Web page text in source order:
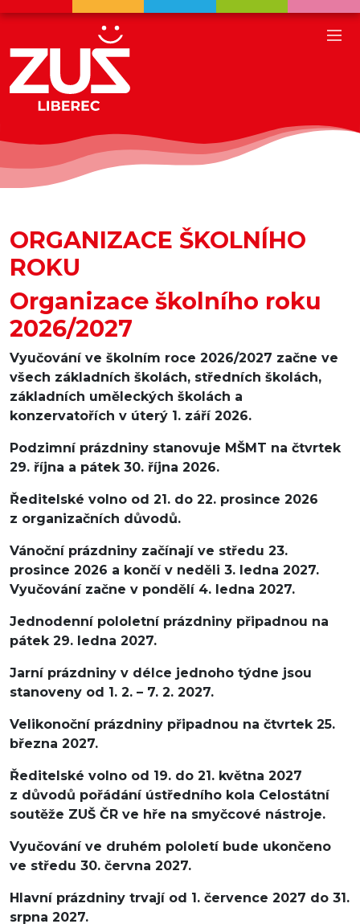
ORGANIZACE ŠKOLNÍHO
ROKU
Organizace školního roku
2026/2027
Vyučování ve školním roce 2026/2027 začne ve
všech základních školách, středních školách,
základních uměleckých školách a
konzervatořích v úterý 1. září 2026.
Podzimní prázdniny stanovuje MŠMT na čtvrtek
29. října a pátek 30. října 2026.
Ředitelské volno od 21. do 22. prosince 2026
z organizačních důvodů.
Vánoční prázdniny začínají ve středu 23.
prosince 2026 a končí v neděli 3. ledna 2027.
Vyučování začne v pondělí 4. ledna 2027.
Jednodenní pololetní prázdniny připadnou na
pátek 29. ledna 2027.
Jarní prázdniny v délce jednoho týdne jsou
stanoveny od 1. 2. – 7. 2. 2027.
Velikonoční prázdniny připadnou na čtvrtek 25.
března 2027.
Ředitelské volno od 19. do 21. května 2027
z důvodů pořádání ústředního kola Celostátní
soutěže ZUŠ ČR ve hře na smyčcové nástroje.
Vyučování ve druhém pololetí bude ukončeno
ve středu 30. června 2027.
Hlavní prázdniny trvají od 1. července 2027 do 31.
srpna 2027.